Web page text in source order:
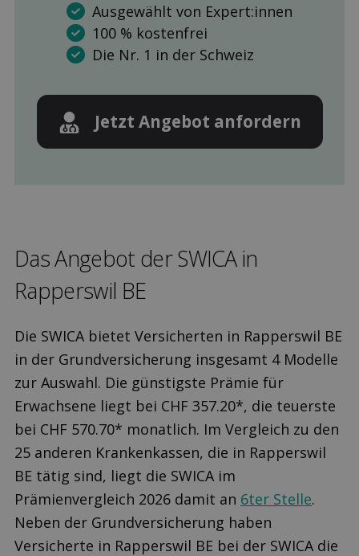
Ausgewählt von Expert:innen
100 % kostenfrei
Die Nr. 1 in der Schweiz
Jetzt Angebot anfordern
Das Angebot der SWICA in
Rapperswil BE
Die SWICA bietet Versicherten in Rapperswil BE
in der Grundversicherung insgesamt 4 Modelle
zur Auswahl. Die günstigste Prämie für
Erwachsene liegt bei CHF 357.20*, die teuerste
bei CHF 570.70* monatlich. Im Vergleich zu den
25 anderen Krankenkassen, die in Rapperswil
BE tätig sind, liegt die SWICA im
Prämienvergleich 2026 damit an 6ter Stelle.
Neben der Grundversicherung haben
Versicherte in Rapperswil BE bei der SWICA die